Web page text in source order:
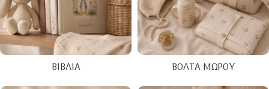
ΒΙΒΛΊΑ ΒΌΛΤΑ ΜΩΡΟΎ